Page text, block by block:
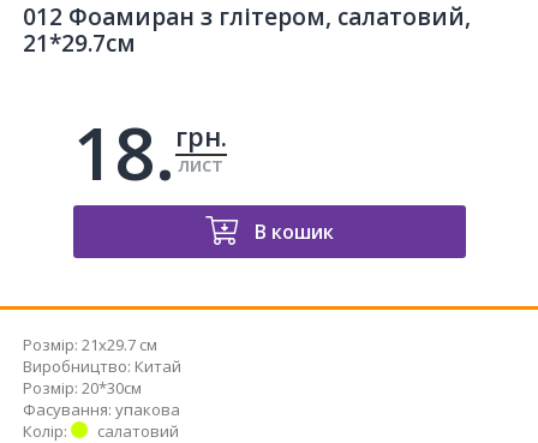
012 Фоамиран з глітером, салатовий,
21*29.7см
18. грн.
лист
В кошик
Розмір: 21x29.7 см
Виробництво: Китай
Розмір: 20*30см
Фасування: упакова
Колір: салатовий